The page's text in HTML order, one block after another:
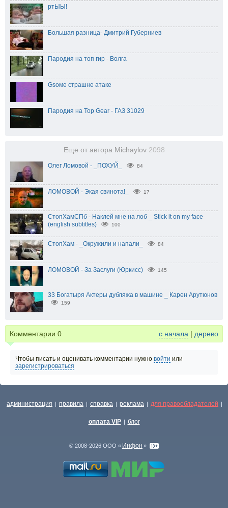
ртЫЫ!
Большая разница- Дмитрий Губерниев
Пародия на топ гир - Волга
Gsоме страшне атаке
Пародия на Top Gear - ГАЗ 31029
Еще от автора Michaylov 2098
Олег Ломовой - _ПОХУЙ_ 84
ЛОМОВОЙ - Экая свинота!_ 17
СтопХамСПб - Наклей мне на лоб _ Stick it on my face
(english subtitles)
100
СтопХам - _Окружили и напали_ 84
ЛОМОВОЙ - За Заслуги (Юркисс) 145
33 Богатыря Актеры дубляжа в машине _ Карен Арутюнов
159
Комментарии 0 с начала | дерево
Чтобы писать и оценивать комментарии нужно войти или
зарегистрироваться
администрация | правила | справка | реклама | для правообладателей |
оплата VIP | блог
© 2008-2026 ООО « Инфон »